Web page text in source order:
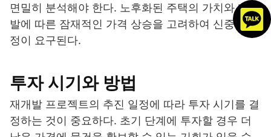
면밀히 분석해야 한다. 노후화된 주택의 가치와 재개
발에 따른 잠재적인 가격 상승을 고려하여 신중한 결
정이 요구된다.
투자 시기와 방법
재개발 프로젝트의 추진 일정에 따라 투자 시기를 결
정하는 것이 중요하다. 초기 단계에 투자할 경우 더